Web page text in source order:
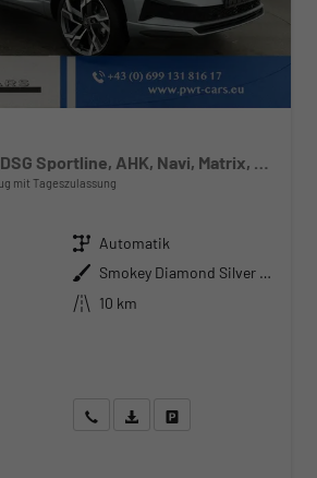
Sportline 1.5 TSI DSG Sportline, AHK, Navi, Matrix, Side, el. Klappe, Winter, 5 J.-Garantie
mit Tageszulassung
Getriebe Automatik
Außenfarbe
Smokey Diamond Silver Metallic
Kilometerstand
10 km
Wir rufen Sie anAngebot drucken (PDF)